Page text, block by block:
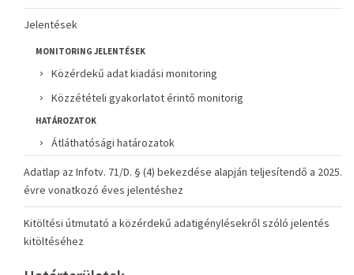
Jelentések
MONITORING JELENTÉSEK
Közérdekű adat kiadási monitoring
Közzétételi gyakorlatot érintő monitorig
HATÁROZATOK
Átláthatósági határozatok
Adatlap az Infotv. 71/D. § (4) bekezdése alapján teljesítendő a 2025.
évre vonatkozó éves jelentéshez
Kitöltési útmutató a közérdekű adatigénylésekről szóló jelentés
kitöltéséhez